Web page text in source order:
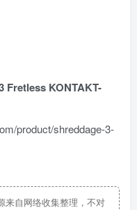
Fretless KONTAKT-
product/shreddage-3-
来自网络收集整理，不对